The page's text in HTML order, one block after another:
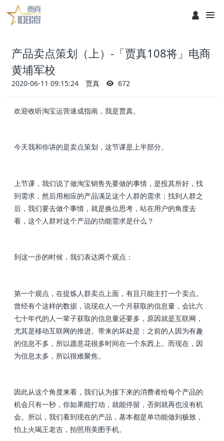
产品卖点策划（上）-「贾真108将」电商
黄埔军校
2020-06-11 09:15:24 贾真 672
欢迎收听淘宝运营速成指南，我是贾真。
今天我和你讲的是卖点策划，这节课是上半部分。
上节课，我们说了做淘宝销售先要做的事情，是投其所好，找
到需求，然后用相应的产品满足这个人群的需求；找到人群之
后，我们要去做个事情，就是换位思考，站在用户的角度去
看，这个人群对这个产品的功能需求是什么？
到这一步的时候，我们表达两个观点：
第一个观点，在提炼人群卖点上面，有且只能主打一个卖点。
曾经有个这样的数据，说现在人一个月获取的信息量，会比六
七十年代的人一辈子获取的信息量还要多，原因就是互联网，
尤其是移动互联网的推进。带来的坏处是：之前的人因为有趣
的信息不多，所以愿意花很多时间在一个东西上。而现在，因
为信息太多，所以很难聚焦。
因此从这个角度来看，我们认为接下来的消费者给每个产品的
机会只有一秒，你如果能打动，就能停留，否则就再也没有机
会。所以，我们看到现在的产品，基本都是单功能做到极致，
怕上火喝王老吉，拍照用美图手机。